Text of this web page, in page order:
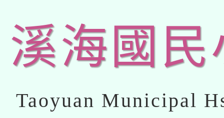
溪海國民
Taoyuan Municipal